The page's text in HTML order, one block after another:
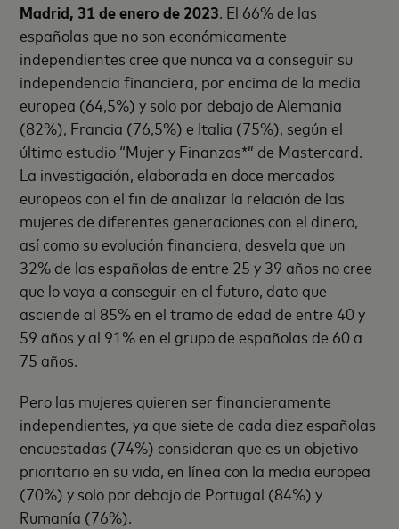
Madrid, 31 de enero de 2023. El 66% de las
españolas que no son económicamente
independientes cree que nunca va a conseguir su
independencia financiera, por encima de la media
europea (64,5%) y solo por debajo de Alemania
(82%), Francia (76,5%) e Italia (75%), según el
último estudio “Mujer y Finanzas*” de Mastercard.
La investigación, elaborada en doce mercados
europeos con el fin de analizar la relación de las
mujeres de diferentes generaciones con el dinero,
así como su evolución financiera, desvela que un
32% de las españolas de entre 25 y 39 años no cree
que lo vaya a conseguir en el futuro, dato que
asciende al 85% en el tramo de edad de entre 40 y
59 años y al 91% en el grupo de españolas de 60 a
75 años.
Pero las mujeres quieren ser financieramente
independientes, ya que siete de cada diez españolas
encuestadas (74%) consideran que es un objetivo
prioritario en su vida, en línea con la media europea
(70%) y solo por debajo de Portugal (84%) y
Rumanía (76%).